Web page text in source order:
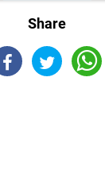
Share